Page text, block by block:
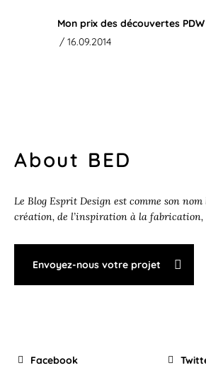
Mon prix des découvertes
/ 16.09.2014
About BED
Le Blog Esprit Design est comme son
création, de l’inspiration à la fabrication,
Envoyez-nous votre projet
Facebook